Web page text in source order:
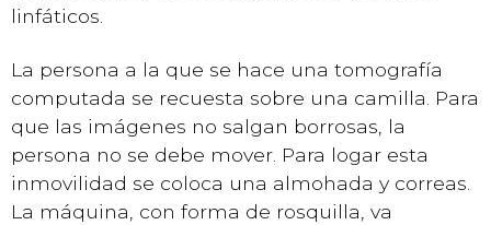
linfáticos.
La persona a la que se hace una tomografía
computada se recuesta sobre una camilla. Para
que las imágenes no salgan borrosas, la
persona no se debe mover. Para logar esta
inmovilidad se coloca una almohada y correas.
La máquina, con forma de rosquilla, va